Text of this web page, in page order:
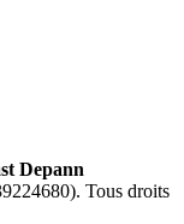
Depann
). Tous droits